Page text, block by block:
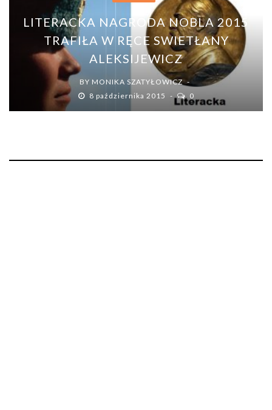
LITERACKA NAGRODA NOBLA 2015
TRAFIŁA W RĘCE SWIETŁANY
ALEKSIJEWICZ
BY MONIKA SZATYŁOWICZ
8 października 2015
0